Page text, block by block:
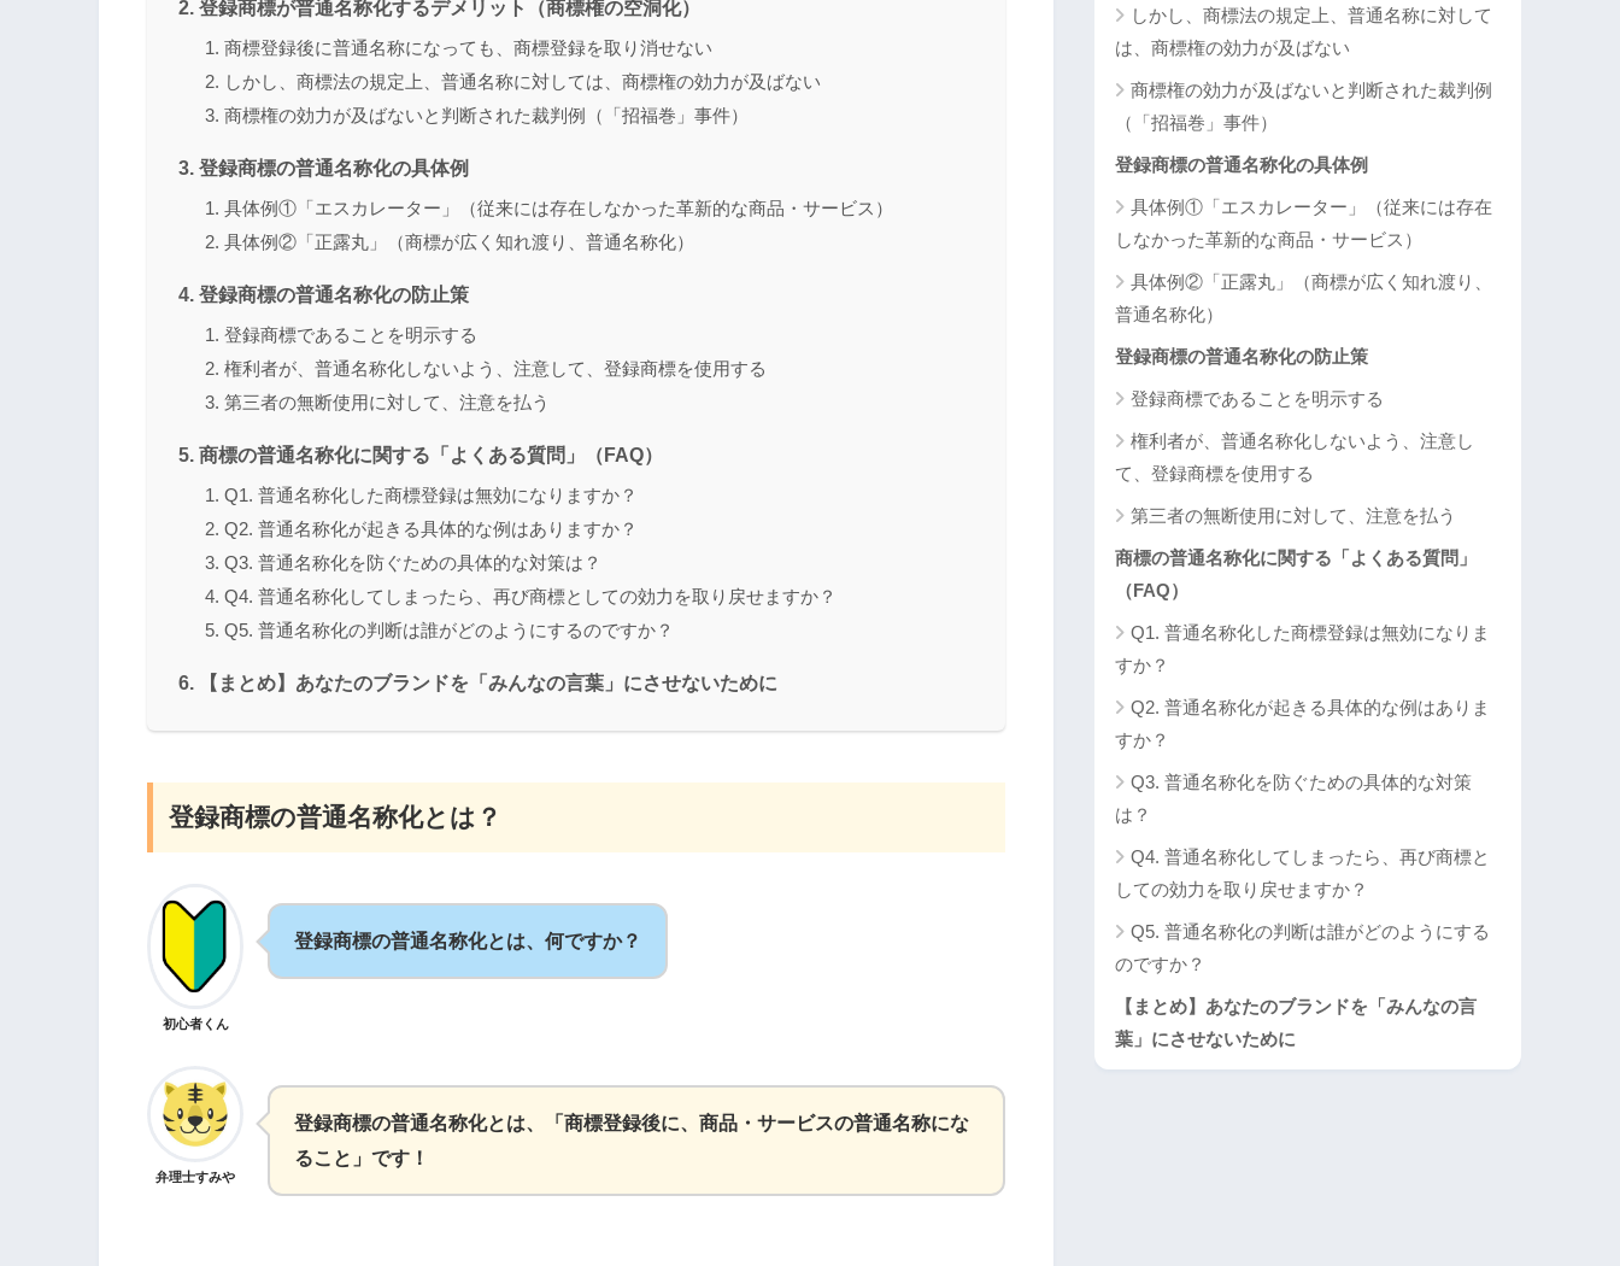
登録商標が普通名称化するデメリット（商標権の空洞化）
商標登録後に普通名称になっても、商標登録を取り消せない
しかし、商標法の規定上、普通名称に対しては、商標権の効力が及ばない
商標権の効力が及ばないと判断された裁判例（「招福巻」事件）
登録商標の普通名称化の具体例
具体例①「エスカレーター」（従来には存在しなかった革新的な商品・サービス）
具体例②「正露丸」（商標が広く知れ渡り、普通名称化）
登録商標の普通名称化の防止策
登録商標であることを明示する
権利者が、普通名称化しないよう、注意して、登録商標を使用する
第三者の無断使用に対して、注意を払う
商標の普通名称化に関する「よくある質問」（FAQ）
Q1. 普通名称化した商標登録は無効になりますか？
Q2. 普通名称化が起きる具体的な例はありますか？
Q3. 普通名称化を防ぐための具体的な対策は？
Q4. 普通名称化してしまったら、再び商標としての効力を取り戻せますか？
Q5. 普通名称化の判断は誰がどのようにするのですか？
【まとめ】あなたのブランドを「みんなの言葉」にさせないために
登録商標の普通名称化とは？
初心者くん
登録商標の普通名称化とは、何ですか？
弁理士すみや
登録商標の普通名称化とは、「商標登録後に、商品・サービスの普通名称にな
ること」です！
しかし、商標法の規定上、普通名称に対して
は、商標権の効力が及ばない
商標権の効力が及ばないと判断された裁判例
（「招福巻」事件）
登録商標の普通名称化の具体例
具体例①「エスカレーター」（従来には存在
しなかった革新的な商品・サービス）
具体例②「正露丸」（商標が広く知れ渡り、
普通名称化）
登録商標の普通名称化の防止策
登録商標であることを明示する
権利者が、普通名称化しないよう、注意し
て、登録商標を使用する
第三者の無断使用に対して、注意を払う
商標の普通名称化に関する「よくある質問」
（FAQ）
Q1. 普通名称化した商標登録は無効になりま
すか？
Q2. 普通名称化が起きる具体的な例はありま
すか？
Q3. 普通名称化を防ぐための具体的な対策
は？
Q4. 普通名称化してしまったら、再び商標と
しての効力を取り戻せますか？
Q5. 普通名称化の判断は誰がどのようにする
のですか？
【まとめ】あなたのブランドを「みんなの言
葉」にさせないために